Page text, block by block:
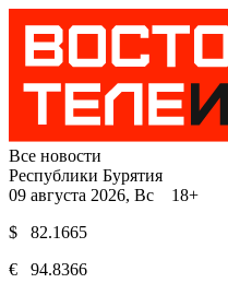
Все новости
Республики Бурятия
09 августа 2026, Вс 18+
$ 82.1665
€ 94.8366